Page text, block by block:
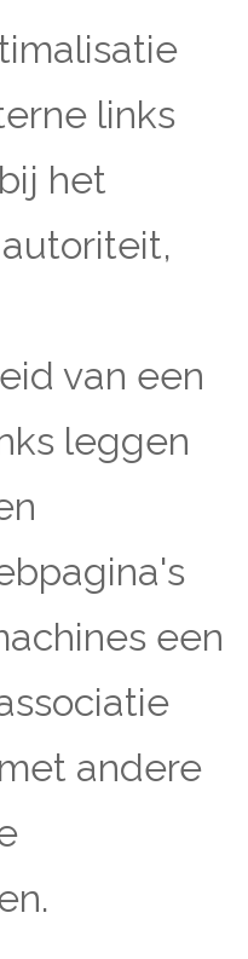
links
het
van een
leggen
een
andere